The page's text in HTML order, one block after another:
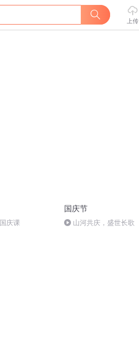
上传
庆课
国庆节
山河共庆，盛世长歌